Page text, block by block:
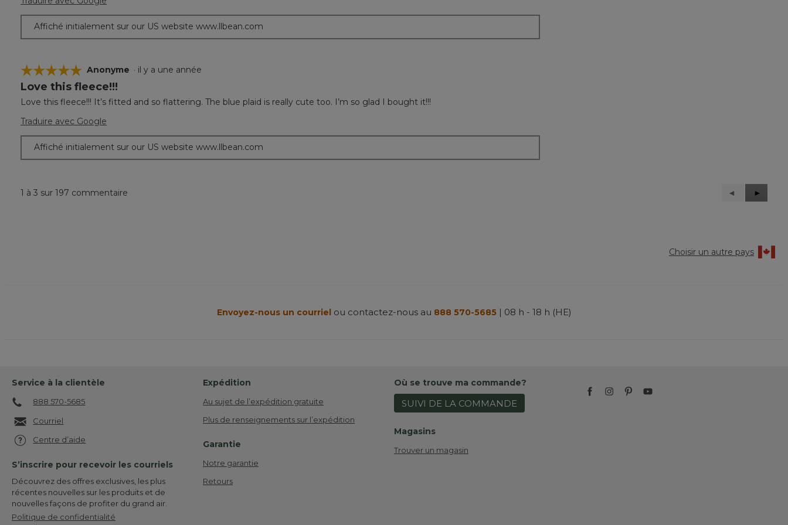
Affiché initialement sur our US website www.llbean.com
☆☆☆☆☆
☆☆☆☆☆
5
sur
5.
Anonyme · il y a une année
Love this fleece!!!
Love this fleece!!! It’s fitted and so flattering. The blue plaid is really cute too. I’m so glad I bought it!!!
Traduire avec Google
Affiché initialement sur our US website www.llbean.com
1 à 3 sur 197 commentaire
Précédent
Reviews
◄
Suivant
Reviews
►
Choisir un autre pays
Envoyez-nous un courriel ou contactez-nous au 888 570-5685 | 08 h - 18 h (HE)
Service à la clientèle
888 570-5685
Courriel
Centre d’aide
S’inscrire pour recevoir les courriels
Découvrez des offres exclusives, les plus
récentes nouvelles sur les produits et de
nouvelles façons de profiter du grand air.
Politique de confidentialité
Expédition
Au sujet de l’expédition gratuite
Plus de renseignements sur l’expédition
Garantie
Notre garantie
Retours
Où se trouve ma commande?
SUIVI DE LA COMMANDE
Magasins
Trouver un magasin